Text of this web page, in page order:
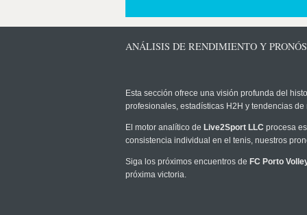
ANÁLISIS DE RENDIMIENTO Y
Esta sección ofrece una visión profunda del
profesionales, estadísticas H2H y tendencias
El motor analítico de Live2Sport LLC procesa
consistencia individual en el tenis, nuestros
Siga los próximos encuentros de FC Porto
próxima victoria.